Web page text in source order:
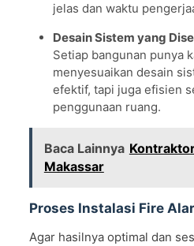
jelas dan waktu
Desain Sistem yang
Setiap bangunan punya
menyesuaikan desain
efektif, tapi juga efisien
penggunaan ruang.
Baca Lainnya
Makassar
Proses Instalasi Fire
Agar hasilnya optimal dan